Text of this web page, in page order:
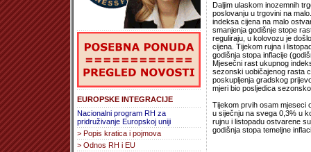
EUROPSKE INTEGRACIJE
Nacionalni program RH za
pridruživanje Europskoj uniji
> Popis kratica i pojmova
> Odnos RH i EU
Daljim ulaskom inozemnih
poslovanju u trgovini na
indeksa cijena na malo
smanjenja godišnje stope
reguliraju, u kolovozu je
cijena. Tijekom rujna i
godišnja stopa inflacije
Mjesečni rast ukupnog
sezonski uobičajenog rasta
poskupljenja gradskog
mjeri bio posljedica
Tijekom prvih osam mjeseci
u siječnju na svega 0,3% u
rujnu i listopadu ostvarene
godišnja stopa temeljne